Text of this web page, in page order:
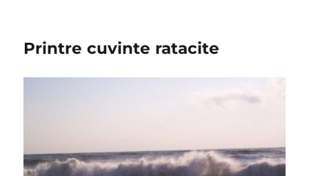
Printre cuvinte ratacite